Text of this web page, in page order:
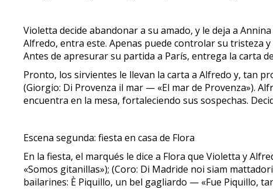
Violetta decide abandonar a su amado, y le deja a
Alfredo, entra este. Apenas puede controlar su tristeza
Antes de apresurar su partida a París, entrega la carta
Pronto, los sirvientes le llevan la carta a Alfredo y, tan
(Giorgio: Di Provenza il mar — «El mar de Provenza»).
encuentra en la mesa, fortaleciendo sus sospechas.
Escena segunda: fiesta en casa de Flora
En la fiesta, el marqués le dice a Flora que Violetta y
«Somos gitanillas»); (Coro: Di Madride noi siam
bailarines: È Piquillo, un bel gagliardo — «Fue Piquillo,